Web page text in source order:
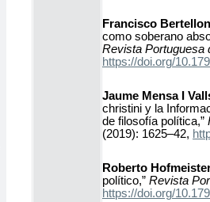
Francisco
como soberano
Revista Portuguesa
https://doi.org/
Jaume Mensa I
christini y la
de filosofía política,”
(2019): 1625–42,
Roberto
político,” Revista
https://doi.org/